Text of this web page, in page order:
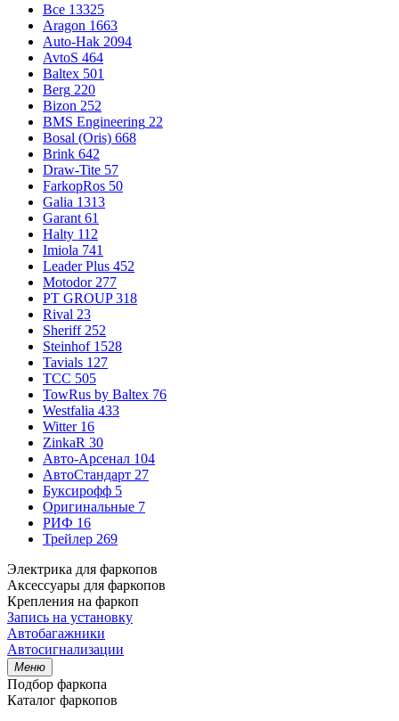
Все 13325
Aragon 1663
Auto-Hak 2094
AvtoS 464
Baltex 501
Berg 220
Bizon 252
BMS Engineering 22
Bosal (Oris) 668
Brink 642
Draw-Tite 57
FarkopRos 50
Galia 1313
Garant 61
Halty 112
Imiola 741
Leader Plus 452
Motodor 277
PT GROUP 318
Rival 23
Sheriff 252
Steinhof 1528
Tavials 127
TCC 505
TowRus by Baltex 76
Westfalia 433
Witter 16
ZinkaR 30
Авто-Арсенал 104
АвтоСтандарт 27
Буксирофф 5
Оригинальные 7
РИФ 16
Трейлер 269
Электрика для фаркопов
Аксессуары для фаркопов
Крепления на фаркоп
Запись на установку
Автобагажники
Автосигнализации
Меню
Подбор фаркопа
Каталог фаркопов